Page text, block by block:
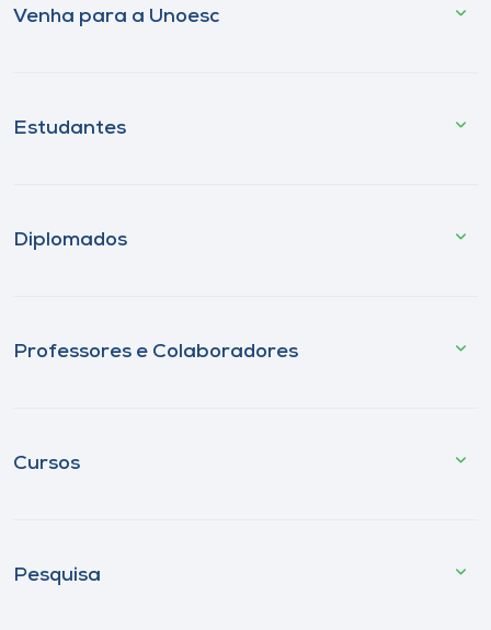
Venha para a Unoesc
Estudantes
Diplomados
Professores e Colaboradores
Cursos
Pesquisa